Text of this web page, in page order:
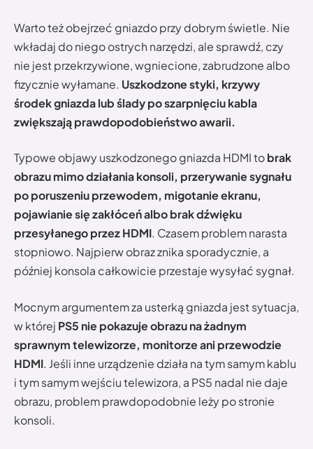
Warto też obejrzeć gniazdo przy dobrym świetle. Nie
wkładaj do niego ostrych narzędzi, ale sprawdź, czy
nie jest przekrzywione, wgniecione, zabrudzone albo
fizycznie wyłamane. Uszkodzone styki, krzywy
środek gniazda lub ślady po szarpnięciu kabla
zwiększają prawdopodobieństwo awarii.
Typowe objawy uszkodzonego gniazda HDMI tobrak
obrazu mimo działania konsoli, przerywanie sygnału
po poruszeniu przewodem, migotanie ekranu,
pojawianie się zakłóceń albo brak dźwięku
przesyłanego przez HDMI. Czasem problem narasta
stopniowo. Najpierw obraz znika sporadycznie, a
później konsola całkowicie przestaje wysyłać sygnał.
Mocnym argumentem za usterką gniazda jest sytuacja,
w której PS5 nie pokazuje obrazu na żadnym
sprawnym telewizorze, monitorze ani przewodzie
HDMI. Jeśli inne urządzenie działa na tym samym kablu
i tym samym wejściu telewizora, a PS5 nadal nie daje
obrazu, problem prawdopodobnie leży po stronie
konsoli.